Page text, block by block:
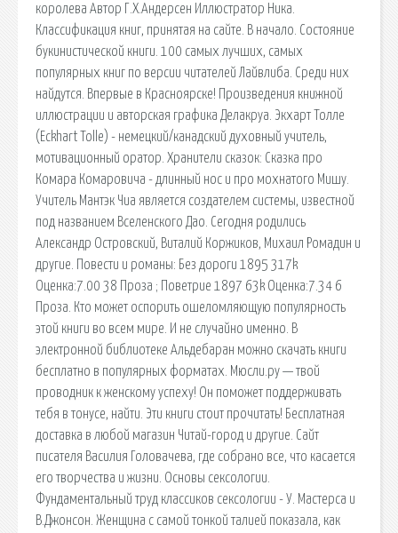
королева Автор Г.Х.Андерсен Иллюстратор Ника.
Классификация книг, принятая на сайте. В начало. Состояние
букинистической книги. 100 самых лучших, самых
популярных книг по версии читателей Лайвлиба. Среди них
найдутся. Впервые в Красноярске! Произведения книжной
иллюстрации и авторская графика Делакруа. Экхарт Толле
(Eckhart Tolle) - немецкий/канадский духовный учитель,
мотивационный оратор. Хранители сказок: Сказка про
Комара Комаровича - длинный нос и про мохнатого Мишу.
Учитель Мантэк Чиа является создателем системы, известной
под названием Вселенского Дао. Сегодня родились
Александр Островский, Виталий Коржиков, Михаил Ромадин и
другие. Повести и романы: Без дороги 1895 317k
Оценка:7.00 38 Проза ; Поветрие 1897 63k Оценка:7.34 6
Проза. Кто может оспорить ошеломляющую популярность
этой книги во всем мире. И не случайно именно. В
электронной библиотеке Альдебаран можно скачать книги
бесплатно в популярных форматах. Мюсли.ру — твой
проводник к женскому успеху! Он поможет поддерживать
тебя в тонусе, найти. Эти книги стоит прочитать! Бесплатная
доставка в любой магазин Читай-город и другие. Сайт
писателя Василия Головачева, где собрано все, что касается
его творчества и жизни. Основы сексологии.
Фундаментальный труд классиков сексологии - У. Мастерса и
В.Джонсон. Женщина с самой тонкой талией показала, как